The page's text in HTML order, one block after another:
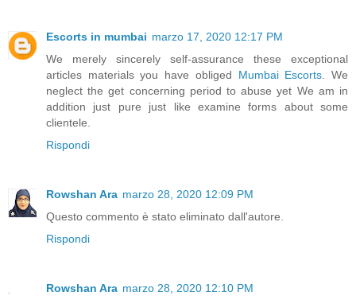
Escorts in mumbai marzo 17, 2020 12:17 PM
We merely sincerely self-assurance these exceptional
articles materials you have obliged Mumbai Escorts. We
neglect the get concerning period to abuse yet We am in
addition just pure just like examine forms about some
clientele.
Rispondi
Rowshan Ara marzo 28, 2020 12:09 PM
Questo commento è stato eliminato dall'autore.
Rispondi
Rowshan Ara marzo 28, 2020 12:10 PM